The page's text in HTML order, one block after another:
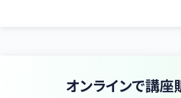
イン放課後「みんなの広場」を開催。宇宙に関
オンラインで講座